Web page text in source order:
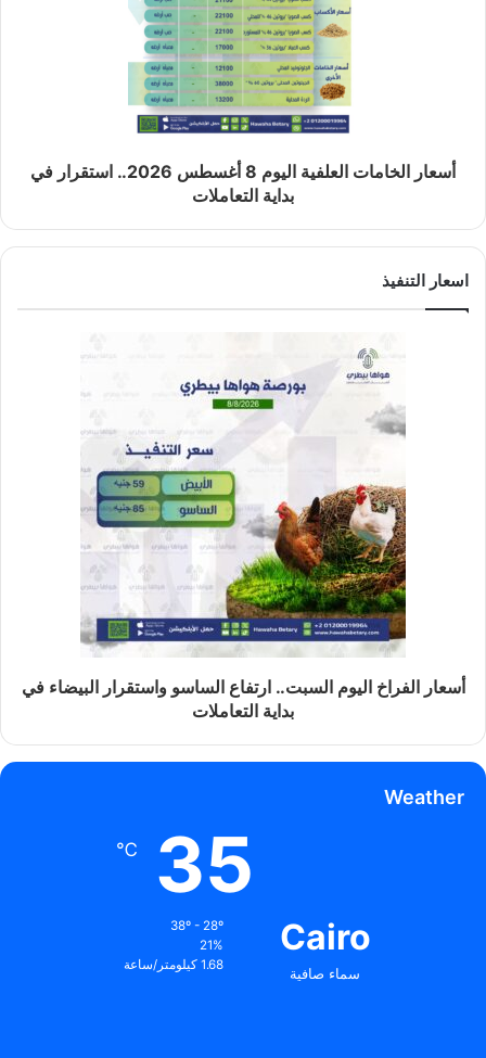
أسعار الخامات العلفية اليوم 8 أغسطس 2026.. استقرار في
بداية التعاملات
اسعار التنفيذ
أسعار الفراخ اليوم السبت.. ارتفاع الساسو واستقرار البيضاء في
بداية التعاملات
Weather
Cairo
سماء صافية
35
℃
38º - 28º
21%
1.68 كيلومتر/ساعة